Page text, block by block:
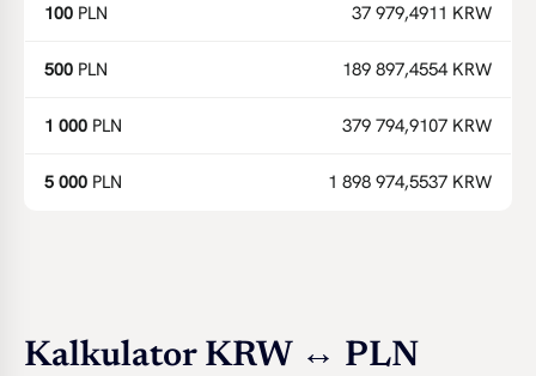
100 PLN 37 979,4911 KRW
500 PLN 189 897,4554 KRW
1 000 PLN 379 794,9107 KRW
5 000 PLN 1 898 974,5537 KRW
Kalkulator KRW ↔ PLN